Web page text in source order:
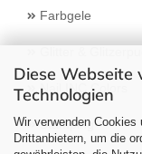
Diese Webseite
Technologien
Wir verwenden Cookies
Drittanbietern, um die
Farbgele
Nail INC Colors
Stamping